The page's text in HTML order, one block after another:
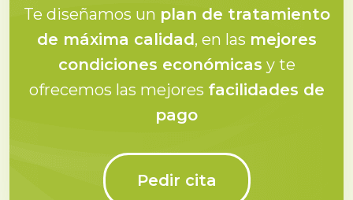
Te diseñamos un plan de tratamiento
de máxima calidad, en las mejores
condiciones económicas y te
ofrecemos las mejores facilidades de
pago
Pedir cita